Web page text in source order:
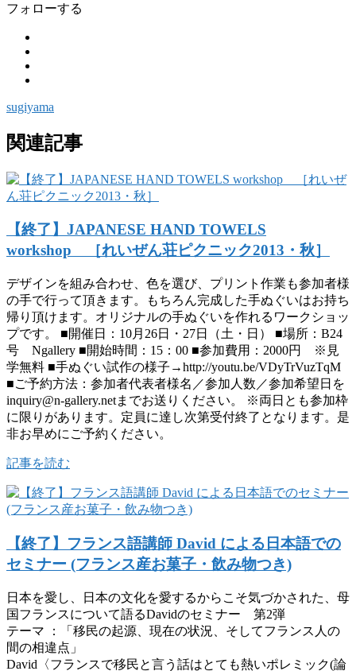
フォローする
sugiyama
関連記事
【終了】JAPANESE HAND TOWELS
workshop ［れいぜん荘ピクニック2013・秋］
デザインを組み合わせ、色を選び、プリント作業も参加者様
の手で行って頂きます。もちろん完成した手ぬぐいはお持ち
帰り頂けます。オリジナルの手ぬぐいを作れるワークショッ
プです。 ■開催日：10月26日・27日（土・日） ■場所：B24
号 Ngallery ■開始時間：15：00 ■参加費用：2000円 ※見
学無料 ■手ぬぐい試作の様子→http://youtu.be/VDyTrVuzTqM
■ご予約方法：参加者代表者様名／参加人数／参加希望日を
inquiry@n-gallery.netまでお送りください。 ※両日とも参加枠
に限りがあります。定員に達し次第受付終了となります。是
非お早めにご予約ください。
記事を読む
【終了】フランス語講師 David による日本語での
セミナー (フランス産お菓子・飲み物つき)
日本を愛し、日本の文化を愛するからこそ気づかされた、母
国フランスについて語るDavidのセミナー 第2弾
テーマ ：「移民の起源、現在の状況、そしてフランス人の
間の相違点」
David〈フランスで移民と言う話はとても熱いポレミック(論